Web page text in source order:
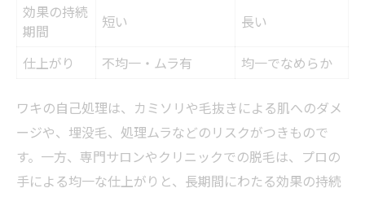
効果の持続
期間
短い 長い
仕上がり 不均一・ムラ有 均一でなめらか
ワキの自己処理は、カミソリや毛抜きによる肌へのダメ
ージや、埋没毛、処理ムラなどのリスクがつきもので
す。一方、専門サロンやクリニックでの脱毛は、プロの
手による均一な仕上がりと、長期間にわたる効果の持続